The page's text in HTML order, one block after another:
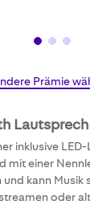
Skip
of
the
images
gallery
Prämie
inklusive
mit einer
und kann
oder